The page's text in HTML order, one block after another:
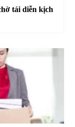
tái diễn kịch